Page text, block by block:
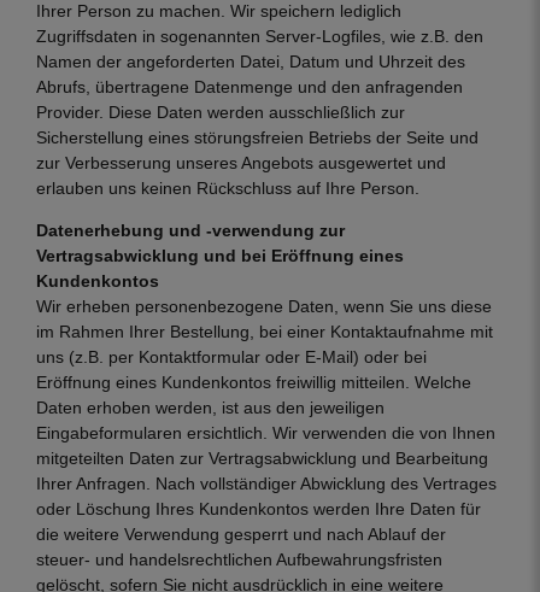
Ihrer Person zu machen. Wir speichern lediglich
Zugriffsdaten in sogenannten Server-Logfiles, wie z.B. den
Namen der angeforderten Datei, Datum und Uhrzeit des
Abrufs, übertragene Datenmenge und den anfragenden
Provider. Diese Daten werden ausschließlich zur
Sicherstellung eines störungsfreien Betriebs der Seite und
zur Verbesserung unseres Angebots ausgewertet und
erlauben uns keinen Rückschluss auf Ihre Person.
Datenerhebung und -verwendung zur
Vertragsabwicklung und bei Eröffnung eines
Kundenkontos
Wir erheben personenbezogene Daten, wenn Sie uns diese
im Rahmen Ihrer Bestellung, bei einer Kontaktaufnahme mit
uns (z.B. per Kontaktformular oder E-Mail) oder bei
Eröffnung eines Kundenkontos freiwillig mitteilen. Welche
Daten erhoben werden, ist aus den jeweiligen
Eingabeformularen ersichtlich. Wir verwenden die von Ihnen
mitgeteilten Daten zur Vertragsabwicklung und Bearbeitung
Ihrer Anfragen. Nach vollständiger Abwicklung des Vertrages
oder Löschung Ihres Kundenkontos werden Ihre Daten für
die weitere Verwendung gesperrt und nach Ablauf der
steuer- und handelsrechtlichen Aufbewahrungsfristen
gelöscht, sofern Sie nicht ausdrücklich in eine weitere